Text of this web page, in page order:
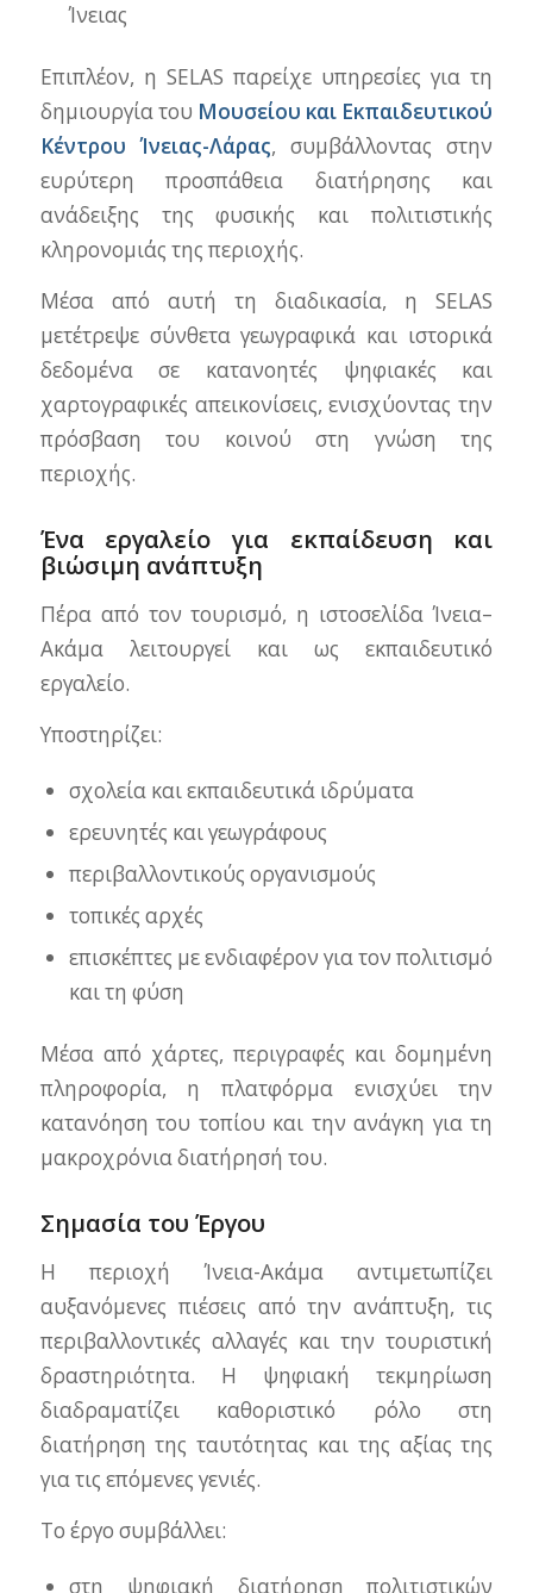
Ίνειας
Επιπλέον, η SELAS παρείχε υπηρεσίες για τη
δημιουργία του Μουσείου και Εκπαιδευτικού
Κέντρου Ίνειας-Λάρας, συμβάλλοντας στην
ευρύτερη προσπάθεια διατήρησης και
ανάδειξης της φυσικής και πολιτιστικής
κληρονομιάς της περιοχής.
Μέσα από αυτή τη διαδικασία, η SELAS
μετέτρεψε σύνθετα γεωγραφικά και ιστορικά
δεδομένα σε κατανοητές ψηφιακές και
χαρτογραφικές απεικονίσεις, ενισχύοντας την
πρόσβαση του κοινού στη γνώση της
περιοχής.
Ένα εργαλείο για εκπαίδευση και
βιώσιμη ανάπτυξη
Πέρα από τον τουρισμό, η ιστοσελίδα Ίνεια–
Ακάμα λειτουργεί και ως εκπαιδευτικό
εργαλείο.
Υποστηρίζει:
σχολεία και εκπαιδευτικά ιδρύματα
ερευνητές και γεωγράφους
περιβαλλοντικούς οργανισμούς
τοπικές αρχές
επισκέπτες με ενδιαφέρον για τον πολιτισμό
και τη φύση
Μέσα από χάρτες, περιγραφές και δομημένη
πληροφορία, η πλατφόρμα ενισχύει την
κατανόηση του τοπίου και την ανάγκη για τη
μακροχρόνια διατήρησή του.
Σημασία του Έργου
Η περιοχή Ίνεια-Ακάμα αντιμετωπίζει
αυξανόμενες πιέσεις από την ανάπτυξη, τις
περιβαλλοντικές αλλαγές και την τουριστική
δραστηριότητα. Η ψηφιακή τεκμηρίωση
διαδραματίζει καθοριστικό ρόλο στη
διατήρηση της ταυτότητας και της αξίας της
για τις επόμενες γενιές.
Το έργο συμβάλλει:
στη ψηφιακή διατήρηση πολιτιστικών